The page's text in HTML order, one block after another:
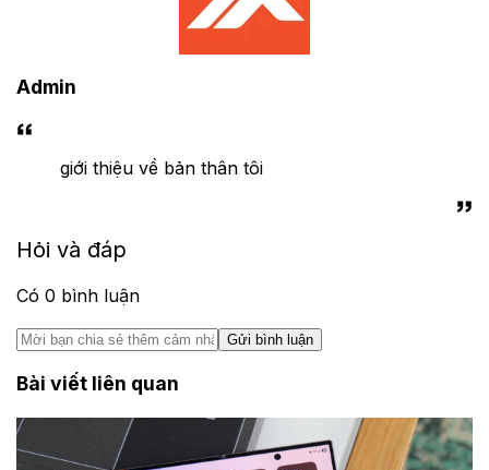
Admin
giới thiệu về bản thân tôi
Hỏi và đáp
Có 0 bình luận
Gửi bình luận
Bài viết liên quan